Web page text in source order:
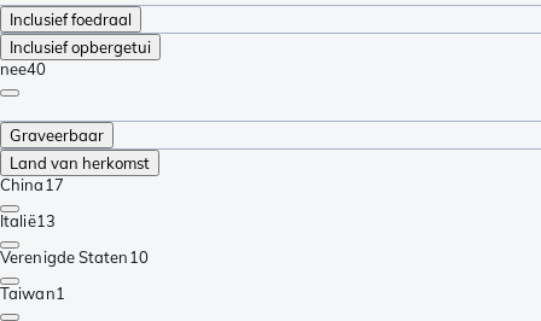
Inclusief foedraal
Inclusief opbergetui
nee40
Graveerbaar
Land van herkomst
China17
Italië13
Verenigde Staten10
Taiwan1